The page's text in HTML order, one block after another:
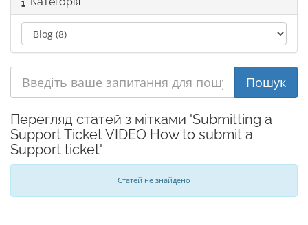
Перегляд статей з мітками 'Submitting a
Support Ticket VIDEO How to submit a
Support ticket'
Статей не знайдено